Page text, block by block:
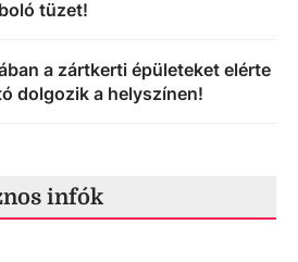
tüzet!
a zártkerti épületeket elérte
dolgozik a helyszínen!
infók